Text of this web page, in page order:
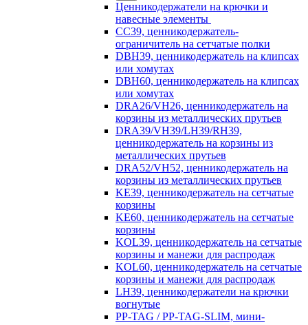
Ценникодержатели на крючки и
навесные элементы
CC39, ценникодержатель-
ограничитель на сетчатые полки
DBH39, ценникодержатель на клипсах
или хомутах
DBH60, ценникодержатель на клипсах
или хомутах
DRA26/VH26, ценникодержатель на
корзины из металлических прутьев
DRA39/VH39/LH39/RH39,
ценникодержатель на корзины из
металлических прутьев
DRA52/VH52, ценникодержатель на
корзины из металлических прутьев
KE39, ценникодержатель на сетчатые
корзины
KE60, ценникодержатель на сетчатые
корзины
KOL39, ценникодержатель на сетчатые
корзины и манежи для распродаж
KOL60, ценникодержатель на сетчатые
корзины и манежи для распродаж
LH39, ценникодержатели на крючки
вогнутые
PP-TAG / PP-TAG-SLIM, мини-